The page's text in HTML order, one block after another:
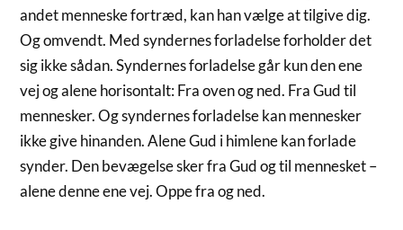
andet menneske fortræd, kan han vælge at tilgive dig.
Og omvendt. Med syndernes forladelse forholder det
sig ikke sådan. Syndernes forladelse går kun den ene
vej og alene horisontalt: Fra oven og ned. Fra Gud til
mennesker. Og syndernes forladelse kan mennesker
ikke give hinanden. Alene Gud i himlene kan forlade
synder. Den bevægelse sker fra Gud og til mennesket –
alene denne ene vej. Oppe fra og ned.